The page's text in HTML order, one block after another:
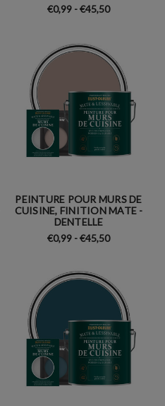
€0,99 - €45,50
PEINTURE POUR MURS DE
CUISINE, FINITION MATE -
DENTELLE
€0,99 - €45,50